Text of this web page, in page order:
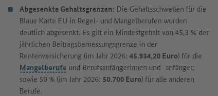
Abgesenkte Gehaltsgrenzen: Die Gehaltsschwellen für die
Blaue Karte EU in Regel- und Mangelberufen wurden
deutlich abgesenkt. Es gilt ein Mindestgehalt von 45,3 % der
jährlichen Beitragsbemessungsgrenze in der
Rentenversicherung (im Jahr 2026: 45.934,20 Euro) für die
Mangelberufe und Berufsanfängerinnen und -anfänger,
sowie 50 % (im Jahr 2026: 50.700 Euro) für alle anderen
Berufe.